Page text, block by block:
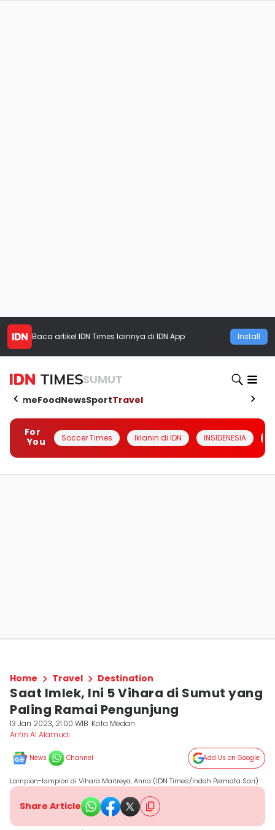
Baca artikel IDN Times lainnya di IDN App Install
SUMUT
HomeFoodNewsSportTravel
For
You
Soccer Times Iklanin di IDN INSIDENESIA
Home Travel Destination
Saat Imlek, Ini 5 Vihara di Sumut yang
Paling Ramai Pengunjung
13 Jan 2023, 21:00 WIB Kota Medan
Arifin Al Alamudi
News Channel Add Us on Google
Lampion-lampion di Vihara Maitreya, Anna (IDN Times/Indah Permata Sari)
Share Article